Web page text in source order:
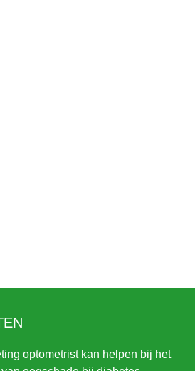
optometrist kan helpen bij het